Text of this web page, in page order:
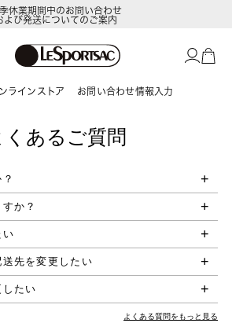
休業期間中のお問い合わせ
よび発送についてのご案内
ラインストア お問い合わせ情報入力
くあるご質問
か？
い
先を変更したい
たい
よくある質問をもっと見る